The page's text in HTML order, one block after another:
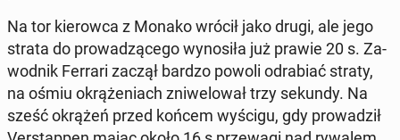
Na tor kie­row­ca z Monako wrócił jako drugi, ale jego
strata do pro­wa­dzą­ce­go wy­no­si­ła już prawie 20 s. Za­
wod­nik Ferrari zaczął bardzo powoli od­ra­biać straty,
na ośmiu okrą­że­niach zni­we­lo­wał trzy sekundy. Na
sześć okrążeń przed końcem wyścigu, gdy pro­wa­dził